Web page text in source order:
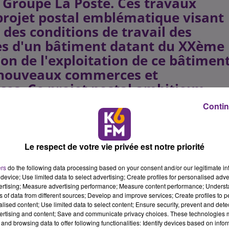
postal emblématique visant
conditions de travail des
d'un bâtiment datant du XXème
de l'exploitation de ce
commerces et
Ce projet postal ambitieux
la présence des services
projet immobilier responsable
un bâtiment respectueux de
d'énergie, passage au gaz, accès
d'envergure axé sur la mise en
dont certains éléments ont
monuments historiques."
Le respect de votre vie privée est notre priorité
do the following data processing based on your consent and/or our legitimate
Use limited data to select advertising; Create profiles for personalised
Measure advertising performance; Measure content performance;
of data from different sources; Develop and improve services; Create profiles to
content; Use limited data to select content; Ensure security, prevent and
and content; Save and communicate privacy choices. These technologies
browsing data to offer following functionalities: Identify devices based on